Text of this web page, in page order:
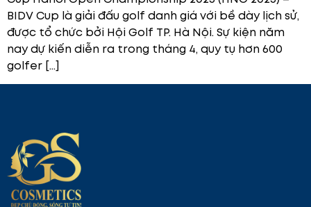
BIDV Cup là giải đấu golf danh giá với bề dày lịch sử,
được tổ chức bởi Hội Golf TP. Hà Nội. Sự kiện năm
nay dự kiến diễn ra trong tháng 4, quy tụ hơn 600
golfer […]